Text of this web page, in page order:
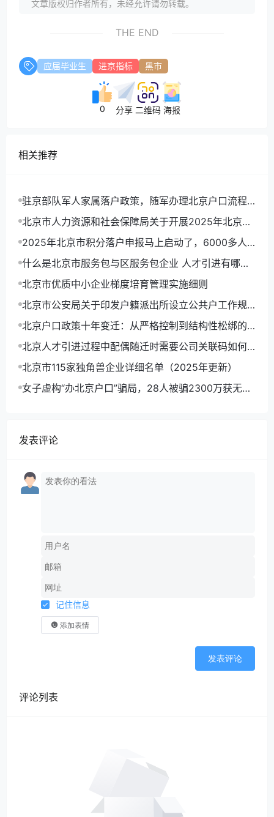
文章版权归作者所有，未经允许请勿转载。
THE END
应届毕业生 进京指标 黑市
0 分享 二维码 海报
相关推荐
驻京部队军人家属落户政策，随军办理北京户口流程
详解
北京市人力资源和社会保障局关于开展2025年北京市
积分落户申报工作的通告
2025年北京市积分落户申报马上启动了，6000多人
可以拿到北京户口
什么是北京市服务包与区服务包企业 人才引进有哪些
优势
北京市优质中小企业梯度培育管理实施细则
北京市公安局关于印发户籍派出所设立公共户工作规
定(试行)的通知
北京户口政策十年变迁：从严格控制到结构性松绑的
趋势分析
北京人才引进过程中配偶随迁时需要公司关联码如何
操作？
北京市115家独角兽企业详细名单（2025年更新）
女子虚构“办北京户口”骗局，28人被骗2300万获无期
发表评论
记住信息
添加表情
发表评论
评论列表